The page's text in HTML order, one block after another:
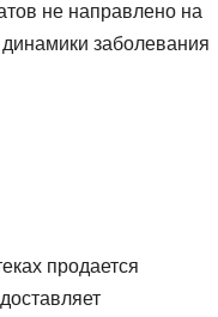
не направлено на
заболевания
продается